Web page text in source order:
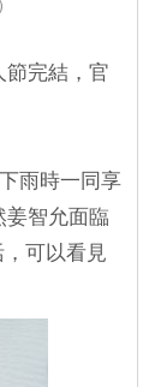
節完結，官
雨時一同享
智允面臨
可以看見